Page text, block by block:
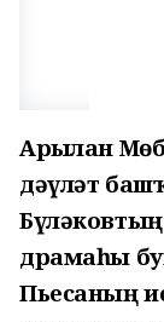
Арыҫлан
дәүләт
драмаһы
Пьесаның